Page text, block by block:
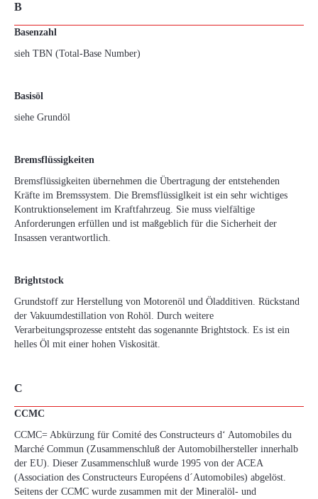
B
Basenzahl
sieh TBN (Total-Base Number)
Basisöl
siehe Grundöl
Bremsflüssigkeiten
Bremsflüssigkeiten übernehmen die Übertragung der entstehenden
Kräfte im Bremssystem. Die Bremsflüssiglkeit ist ein sehr wichtiges
Kontruktionselement im Kraftfahrzeug. Sie muss vielfältige
Anforderungen erfüllen und ist maßgeblich für die Sicherheit der
Insassen verantwortlich.
Brightstock
Grundstoff zur Herstellung von Motorenöl und Öladditiven. Rückstand
der Vakuumdestillation von Rohöl. Durch weitere
Verarbeitungsprozesse entsteht das sogenannte Brightstock. Es ist ein
helles Öl mit einer hohen Viskosität.
C
CCMC
CCMC= Abkürzung für Comité des Constructeurs d‘ Automobiles du
Marché Commun (Zusammenschluß der Automobilhersteller innerhalb
der EU). Dieser Zusammenschluß wurde 1995 von der ACEA
(Association des Constructeurs Européens d´Automobiles) abgelöst.
Seitens der CCMC wurde zusammen mit der Mineralöl- und